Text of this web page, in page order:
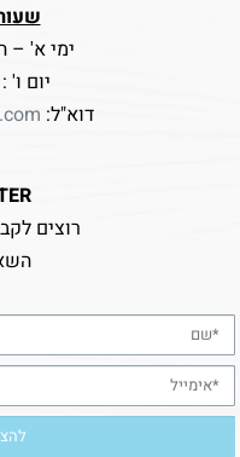
ימי א' – ה' : 9:00 –
יום ו' : 9:00 – 13:00
דוא"ל:
רוצים